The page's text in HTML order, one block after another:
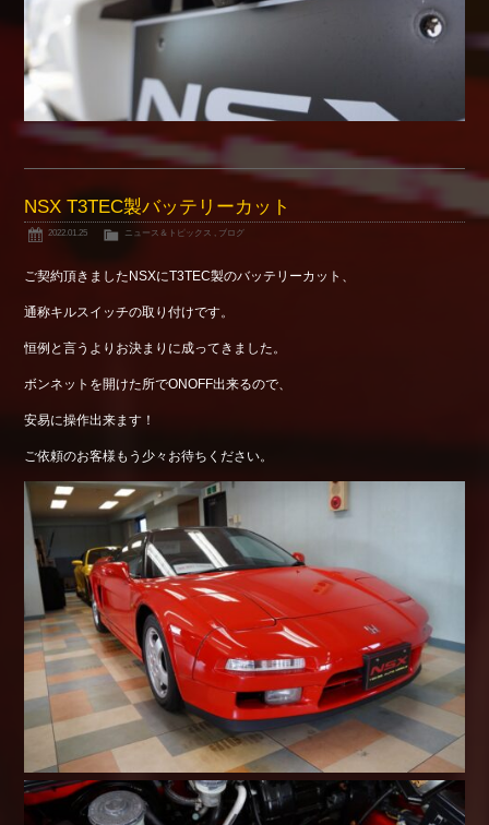
NSX T3TEC製バッテリーカット
2022.01.25 ニュース＆トピックス , ブログ
ご契約頂きましたNSXにT3TEC製のバッテリーカット、
通称キルスイッチの取り付けです。
恒例と言うよりお決まりに成ってきました。
ボンネットを開けた所でONOFF出来るので、
安易に操作出来ます！
ご依頼のお客様もう少々お待ちください。